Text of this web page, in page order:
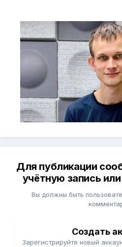
Для публикации
учётную запись
Вы должны быть
Создать
Зарегистрируйте новый